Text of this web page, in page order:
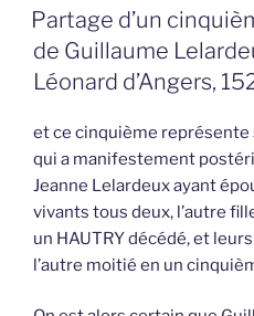
LE
Partage d’un
de Guillaume
Léonard d’Angers,
et ce cinquième représente
qui a manifestement
Jeanne Lelardeux ayant
vivants tous deux, l’autre
un HAUTRY décédé, et
l’autre moitié en un